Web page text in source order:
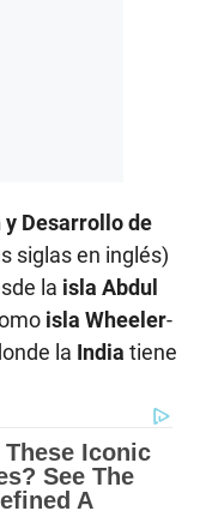
Desarrollo de
siglas en inglés)
la isla Abdul
isla Wheeler-
la India tiene